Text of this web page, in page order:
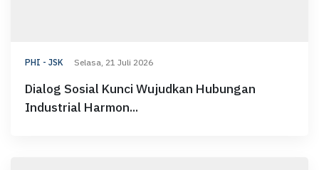
PHI - JSK Selasa, 21 Juli 2026
Dialog Sosial Kunci Wujudkan Hubungan
Industrial Harmon...